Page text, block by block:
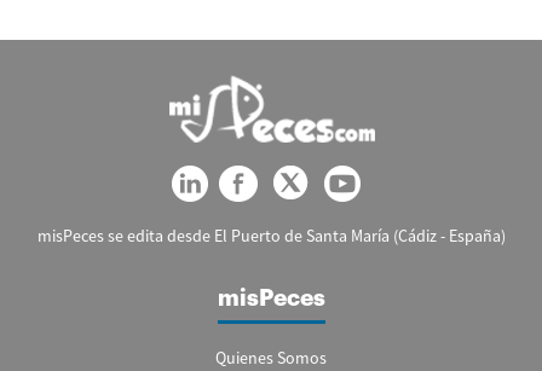
misPeces se edita desde El Puerto de Santa María (Cádiz - España)
misPeces
Quienes Somos